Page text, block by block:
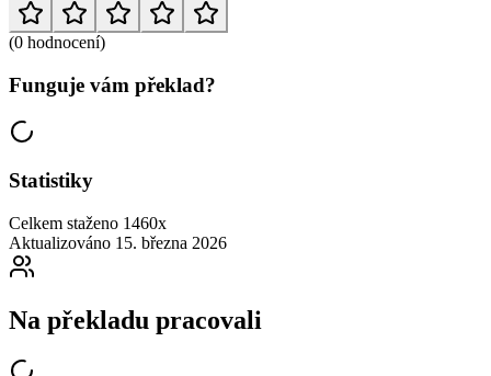
(0 hodnocení)
Funguje vám překlad?
Statistiky
Celkem staženo 1460x
Aktualizováno 15. března 2026
Na překladu pracovali